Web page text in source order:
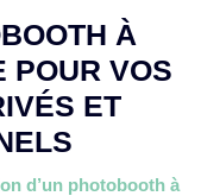
À
POUR VOS
ET
d’un photobooth à